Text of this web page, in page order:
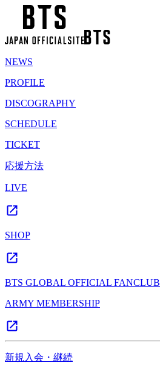
NEWS
PROFILE
DISCOGRAPHY
SCHEDULE
TICKET
応援方法
LIVE
SHOP
BTS GLOBAL OFFICIAL FANCLUB
ARMY MEMBERSHIP
新規入会・継続